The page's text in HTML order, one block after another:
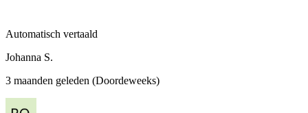
Automatisch vertaald
Johanna S.
3 maanden geleden (Doordeweeks)